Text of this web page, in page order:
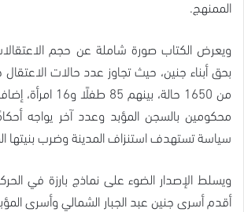
الممنهج.
ويعرض الكتاب صورة شاملة عن حجم
محكومين بالسجن المؤبد وعدد آخر يواجه
سياسة تستهدف استنزاف المدينة وضرب بنيتها
ويسلط الإصدار الضوء على نماذج بارزة في
أقدم أسرى جنين عبد الجبار الشمالي وأسرى